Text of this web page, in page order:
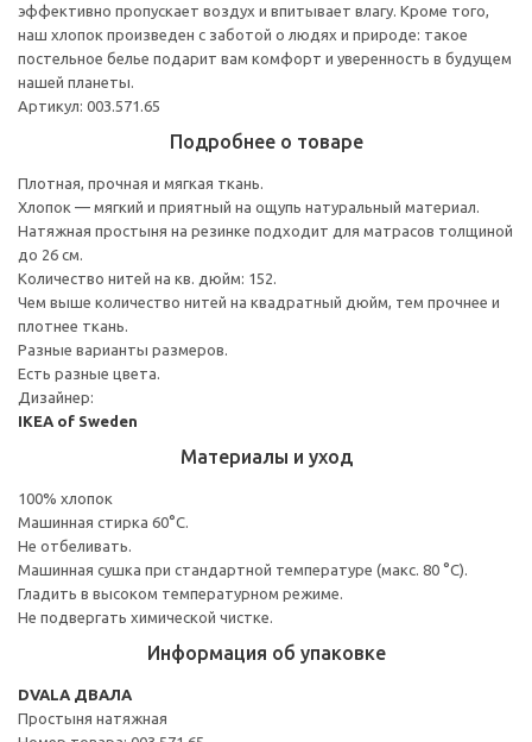
эффективно пропускает воздух и впитывает влагу. Кроме того,
наш хлопок произведен с заботой о людях и природе: такое
постельное белье подарит вам комфорт и уверенность в будущем
нашей планеты.
Артикул: 003.571.65
Подробнее о товаре
Плотная, прочная и мягкая ткань.
Хлопок — мягкий и приятный на ощупь натуральный материал.
Натяжная простыня на резинке подходит для матрасов толщиной
до 26 см.
Количество нитей на кв. дюйм: 152.
Чем выше количество нитей на квадратный дюйм, тем прочнее и
плотнее ткань.
Разные варианты размеров.
Есть разные цвета.
Дизайнер:
IKEA of Sweden
Материалы и уход
100% хлопок
Машинная стирка 60°С.
Не отбеливать.
Машинная сушка при стандартной температуре (макс. 80 °C).
Гладить в высоком температурном режиме.
Не подвергать химической чистке.
Информация об упаковке
DVALA ДВАЛА
Простыня натяжная